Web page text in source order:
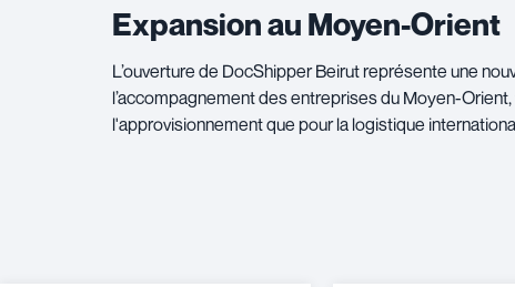
Expansion au Moyen-Orient
L’ouverture de DocShipper Beirut représente une
l’accompagnement des entreprises du Moyen-
l'approvisionnement que pour la logistique